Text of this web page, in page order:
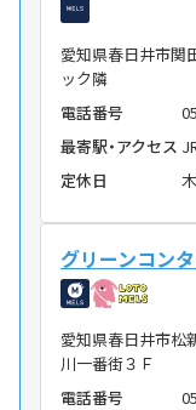
愛知県春日井市
ック隣
電話番号
最寄駅・アクセス
定休日
グリーンコン
愛知県春日井市
川一番街３Ｆ
電話番号